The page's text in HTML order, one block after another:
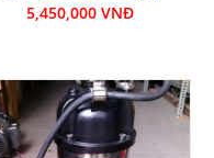
5,450,000 VNĐ